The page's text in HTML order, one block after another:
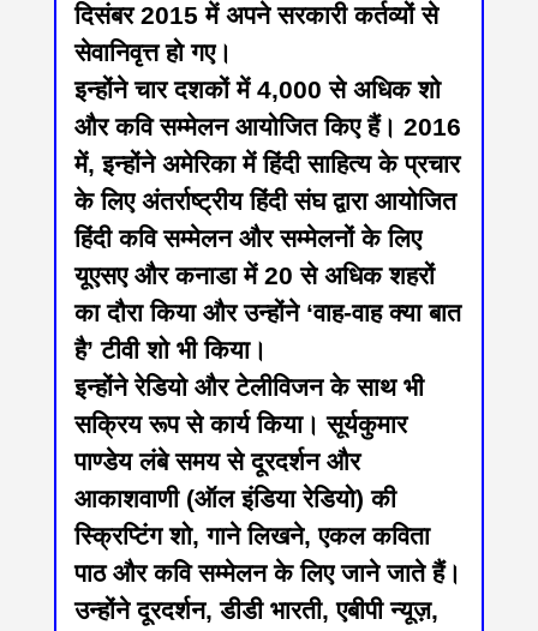
दिसंबर 2015 में अपने सरकारी कर्तव्यों से
सेवानिवृत्त हो गए।
इन्होंने चार दशकों में 4,000 से अधिक शो
और कवि सम्मेलन आयोजित किए हैं। 2016
में, इन्होंने अमेरिका में हिंदी साहित्य के प्रचार
के लिए अंतर्राष्ट्रीय हिंदी संघ द्वारा आयोजित
हिंदी कवि सम्मेलन और सम्मेलनों के लिए
यूएसए और कनाडा में 20 से अधिक शहरों
का दौरा किया और उन्होंने ‘वाह-वाह क्या बात
है’ टीवी शो भी किया।
इन्होंने रेडियो और टेलीविजन के साथ भी
सक्रिय रूप से कार्य किया। सूर्यकुमार
पाण्डेय लंबे समय से दूरदर्शन और
आकाशवाणी (ऑल इंडिया रेडियो) की
स्क्रिप्टिंग शो, गाने लिखने, एकल कविता
पाठ और कवि सम्मेलन के लिए जाने जाते हैं।
उन्होंने दूरदर्शन, डीडी भारती, एबीपी न्यूज़,